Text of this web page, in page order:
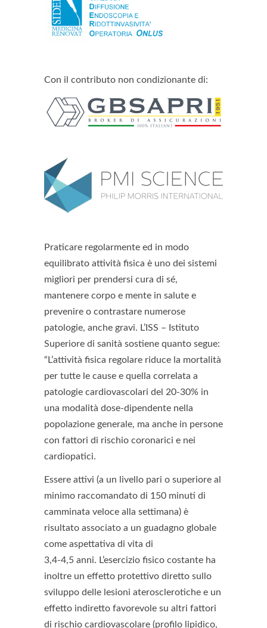
Con il contributo non condizionante di:
Praticare regolarmente ed in modo
equilibrato attività fisica è uno dei sistemi
migliori per prendersi cura di sé,
mantenere corpo e mente in salute e
prevenire o contrastare numerose
patologie, anche gravi. L’ISS – Istituto
Superiore di sanità sostiene quanto segue:
“L’attività fisica regolare riduce la mortalità
per tutte le cause e quella correlata a
patologie cardiovascolari del 20-30% in
una modalità dose-dipendente nella
popolazione generale, ma anche in persone
con fattori di rischio coronarici e nei
cardiopatici.
Essere attivi (a un livello pari o superiore al
minimo raccomandato di 150 minuti di
camminata veloce alla settimana) è
risultato associato a un guadagno globale
come aspettativa di vita di
3,4-4,5 anni. L’esercizio fisico costante ha
inoltre un effetto protettivo diretto sullo
sviluppo delle lesioni aterosclerotiche e un
effetto indiretto favorevole su altri fattori
di rischio cardiovascolare (profilo lipidico,